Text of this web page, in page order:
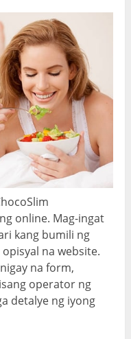
online. Mag-ingat
kang bumili ng
na website.
na form,
operator ng
detalye ng iyong